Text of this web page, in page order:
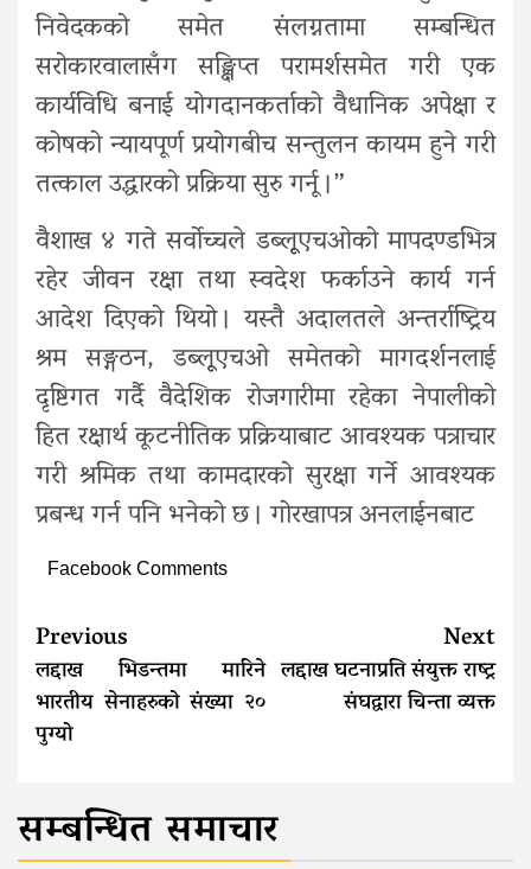
निवेदकको समेत संलग्नतामा सम्बन्धित
सरोकारवालासँग सङ्क्षिप्त परामर्शसमेत गरी एक
कार्यविधि बनाई योगदानकर्ताको वैधानिक अपेक्षा र
कोषको न्यायपूर्ण प्रयोगबीच सन्तुलन कायम हुने गरी
तत्काल उद्धारको प्रक्रिया सुरु गर्नू ।”
वैशाख ४ गते सर्वोच्चले डब्लूूएचओको मापदण्डभित्र
रहेर जीवन रक्षा तथा स्वदेश फर्काउने कार्य गर्न
आदेश दिएको थियो । यस्तै अदालतले अन्तर्राष्ट्रिय
श्रम सङ्गठन, डब्लूूएचओ समेतको मागदर्शनलाई
दृष्टिगत गर्दै वैदेशिक रोजगारीमा रहेका नेपालीको
हित रक्षार्थ कूटनीतिक प्रक्रियाबाट आवश्यक पत्राचार
गरी श्रमिक तथा कामदारको सुरक्षा गर्ने आवश्यक
प्रबन्ध गर्न पनि भनेको छ । गोरखापत्र अनलाईनबाट
Facebook Comments
Continue
Reading
Previous
लद्दाख भिडन्तमा मारिने
भारतीय सेनाहरुको संख्या २०
पुग्यो
Next
लद्दाख घटनाप्रति संयुक्त राष्ट्र
संघद्वारा चिन्ता व्यक्त
सम्बन्धित समाचार